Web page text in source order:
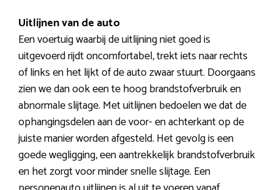
Uitlijnen van de auto
Een voertuig waarbij de uitlijning niet goed is
uitgevoerd rijdt oncomfortabel, trekt iets naar rechts
of links en het lijkt of de auto zwaar stuurt. Doorgaans
zien we dan ook een te hoog brandstofverbruik en
abnormale slijtage. Met uitlijnen bedoelen we dat de
ophangingsdelen aan de voor- en achterkant op de
juiste manier worden afgesteld. Het gevolg is een
goede wegligging, een aantrekkelijk brandstofverbruik
en het zorgt voor minder snelle slijtage. Een